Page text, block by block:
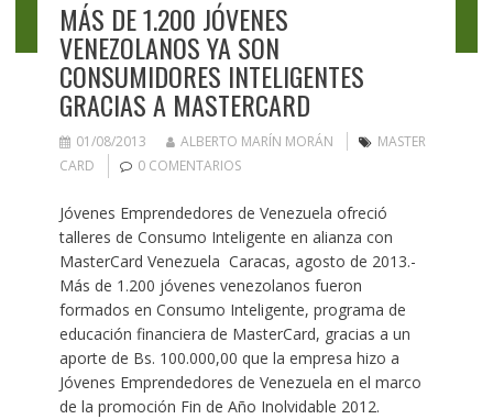
MÁS DE 1.200 JÓVENES
VENEZOLANOS YA SON
CONSUMIDORES INTELIGENTES
GRACIAS A MASTERCARD
01/08/2013 ALBERTO MARÍN MORÁN
MASTER
CARD
0 COMENTARIOS
Jóvenes Emprendedores de Venezuela ofreció
talleres de Consumo Inteligente en alianza con
MasterCard Venezuela Caracas, agosto de 2013.-
Más de 1.200 jóvenes venezolanos fueron
formados en Consumo Inteligente, programa de
educación financiera de MasterCard, gracias a un
aporte de Bs. 100.000,00 que la empresa hizo a
Jóvenes Emprendedores de Venezuela en el marco
de la promoción Fin de Año Inolvidable 2012.